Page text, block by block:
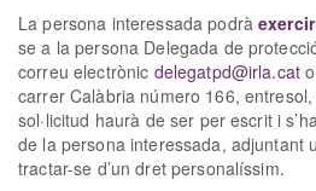
La persona interessada podrà
se a la persona Delegada de
correu electrònic delegatpd@irla.cat
carrer Calàbria número 166,
sol·licitud haurà de ser per escrit i
de la persona interessada, adjuntant
tractar-se d’un dret personalíssim.